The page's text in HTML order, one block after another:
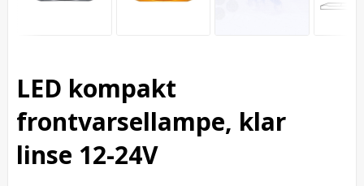
LED kompakt
frontvarsellampe, klar
linse 12-24V